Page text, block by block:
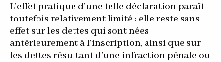
L’effet pratique d’une telle déclaration paraît
toutefois relativement limité : elle reste sans
effet sur les dettes qui sont nées
antérieurement à l’inscription, ainsi que sur
les dettes résultant d’une infraction pénale ou